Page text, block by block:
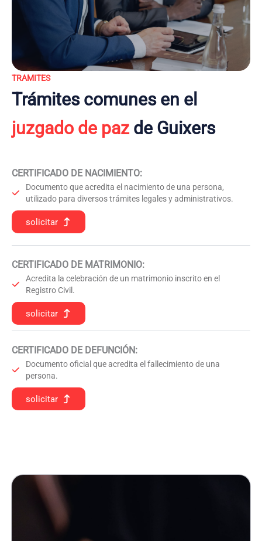
TRAMITES
Trámites comunes en el
juzgado de pazde Guixers
CERTIFICADO DE NACIMIENTO:
Documento que acredita el nacimiento de una persona,
utilizado para diversos trámites legales y administrativos.
solicitar
CERTIFICADO DE MATRIMONIO:
Acredita la celebración de un matrimonio inscrito en el
Registro Civil.
solicitar
CERTIFICADO DE DEFUNCIÓN:
Documento oficial que acredita el fallecimiento de una
persona.
solicitar